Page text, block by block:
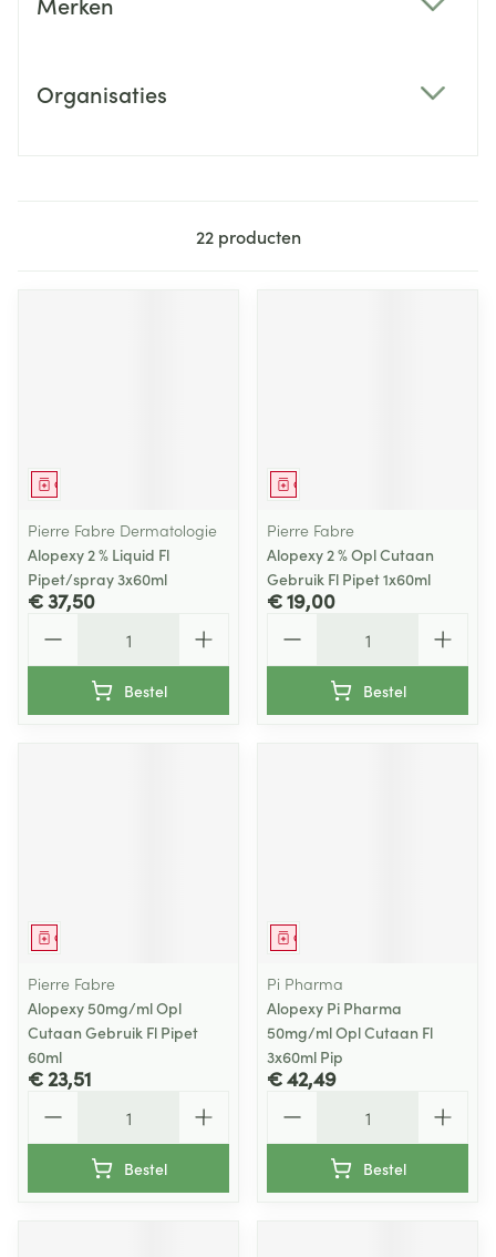
Organisaties
22producten
Geneesmiddel
Pierre Fabre Dermatologie
Alopexy 2 % Liquid Fl
Pipet/spray 3x60ml
€ 37,50
Bestel
Geneesmiddel
Pierre Fabre
Alopexy 2 % Opl Cutaan
Gebruik Fl Pipet 1x60ml
€ 19,00
Bestel
Geneesmiddel
Pierre Fabre
Alopexy 50mg/ml Opl
Cutaan Gebruik Fl Pipet
60ml
€ 23,51
Bestel
Geneesmiddel
Pi Pharma
Alopexy Pi Pharma
50mg/ml Opl Cutaan Fl
3x60ml Pip
€ 42,49
Bestel